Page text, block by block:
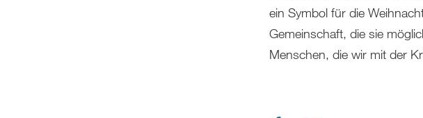
ein Symbol für die
Gemeinschaft, die sie
Menschen, die wir mit der